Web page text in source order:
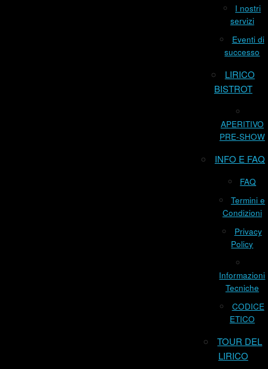
I nostri
servizi
Eventi di
successo
LIRICO
BISTROT
APERITIVO
PRE-SHOW
INFO E FAQ
FAQ
Termini e
Condizioni
Privacy
Policy
Informazioni
Tecniche
CODICE
ETICO
TOUR DEL
LIRICO